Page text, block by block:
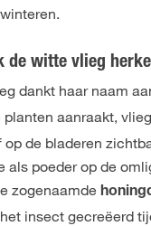
de witte vlieg
dankt haar naam
planten aanraakt,
op de bladeren
als poeder op de
zogenaamde
insect gecreëerd